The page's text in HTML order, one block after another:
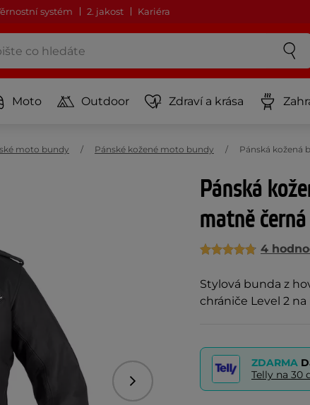
systém 2. jakost Kariéra
Moto Outdoor Zdraví a krása
moto bundy Pánské kožené moto bundy Pánská kožená
Pánská
matně
4
Stylová bunda z
chrániče Level 2
Následující
ZDARMA
Telly na 30